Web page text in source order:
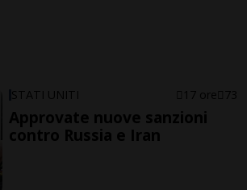
STATI UNITI 17 ore 73
Approvate nuove sanzioni
contro Russia e Iran